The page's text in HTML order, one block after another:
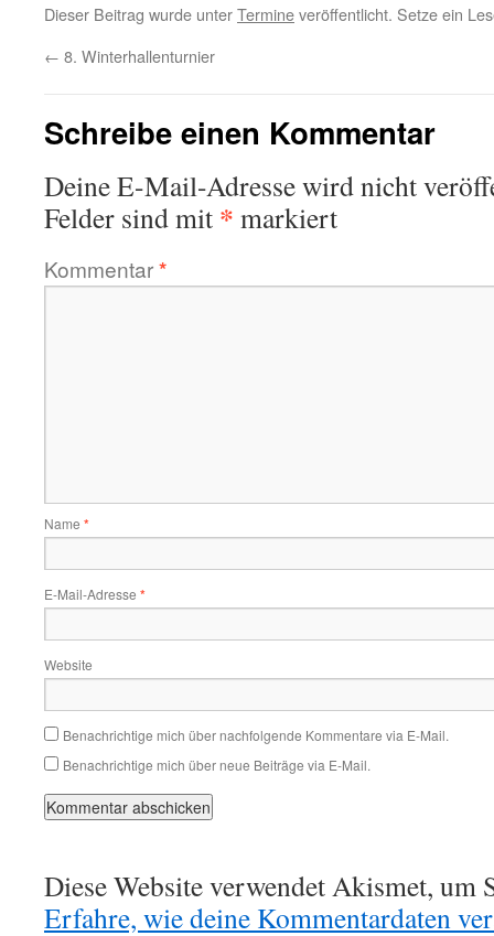
Dieser Beitrag wurde unterTermineveröffentlicht. Setze ein
← 8. Winterhallenturnier
Schreibe einen Kommentar
Deine E-Mail-Adresse wird nicht
Felder sind mit * markiert
Kommentar*
Name *
E-Mail-Adresse *
Website
Benachrichtige mich über nachfolgende Kommentare via E-Mail.
Benachrichtige mich über neue Beiträge via E-Mail.
Diese Website verwendet Akismet, um
Erfahre, wie deine Kommentardaten